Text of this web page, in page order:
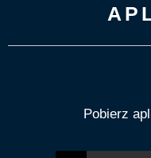
Pobierz